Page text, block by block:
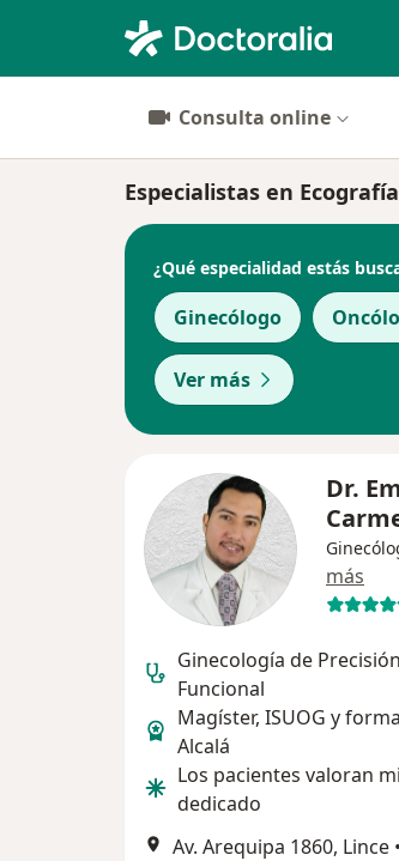
Consulta online
Especialistas en
¿Qué especialidad estás
Ginecólogo
Ver más
Dr.
más
Ginecología de
Funcional
Magíster, ISUOG y
Alcalá
Los pacientes valoran
dedicado
Av. Arequipa 1860, Lince •